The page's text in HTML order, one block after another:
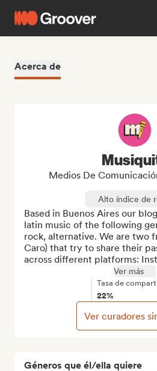
Acerca de
Géneros que él/ella quiere
Medios De
Alto índice de
Based in Buenos Aires our
latin music of the following
rock, alternative. We are two
Caro) that try to share their
across different platforms:
Ver más
Tasa de
22%
Ver curadores